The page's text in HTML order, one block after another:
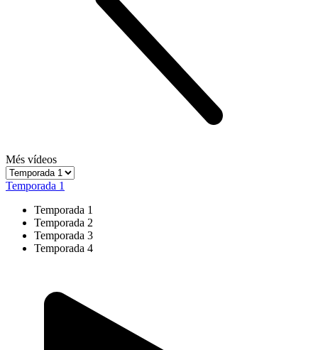
Més vídeos
Temporada 1
Temporada 1
Temporada 2
Temporada 3
Temporada 4